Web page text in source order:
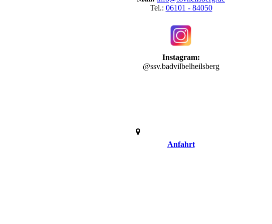
Tel.: 06101 - 84050
Instagram:
@ssv.badvilbelheilsberg
Anfahrt